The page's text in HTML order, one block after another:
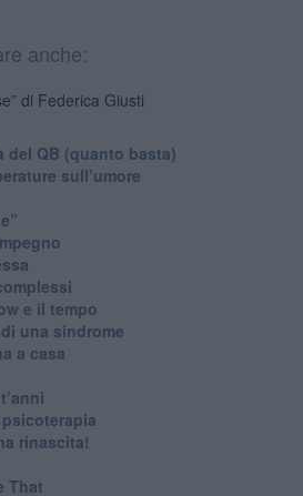
anche:
di Federica Giusti
del QB (quanto basta)
sull’umore
e il tempo
una sindrome
a casa
rinascita!
That